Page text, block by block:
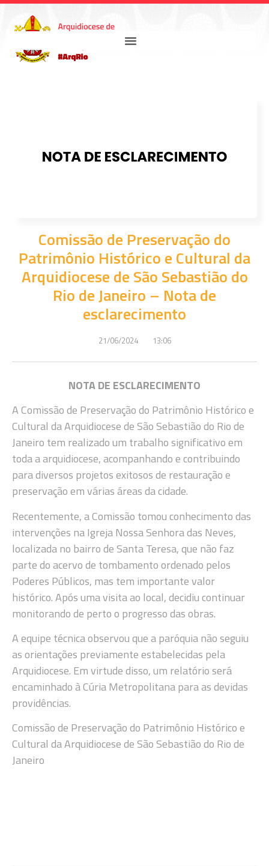
Comissão de Preservação do
Patrimônio Histórico e Cultural da
Arquidiocese de São Sebastião do
Rio de Janeiro – Nota de
esclarecimento
21/06/2024 13:06
NOTA DE ESCLARECIMENTO
A Comissão de Preservação do Patrimônio Histórico e
Cultural da Arquidiocese de São Sebastião do Rio de
Janeiro tem realizado um trabalho significativo em
toda a arquidiocese, acompanhando e contribuindo
para diversos projetos exitosos de restauração e
preservação em várias áreas da cidade.
Recentemente, a Comissão tomou conhecimento das
intervenções na Igreja Nossa Senhora das Neves,
localizada no bairro de Santa Teresa, que não faz
parte do acervo de tombamento ordenado pelos
Poderes Públicos, mas tem importante valor
histórico. Após uma visita ao local, decidiu continuar
monitorando de perto o progresso das obras.
A equipe técnica observou que a paróquia não seguiu
as orientações previamente estabelecidas pela
Arquidiocese. Em virtude disso, um relatório será
encaminhado à Cúria Metropolitana para as devidas
providências.
Comissão de Preservação do Patrimônio Histórico e
Cultural da Arquidiocese de São Sebastião do Rio de
Janeiro